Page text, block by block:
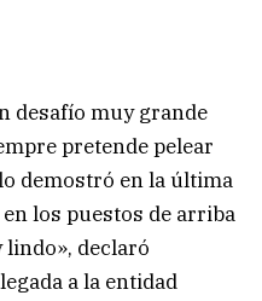
desafío muy grande
pretende pelear
demostró en la última
los puestos de arriba
declaró
a la entidad